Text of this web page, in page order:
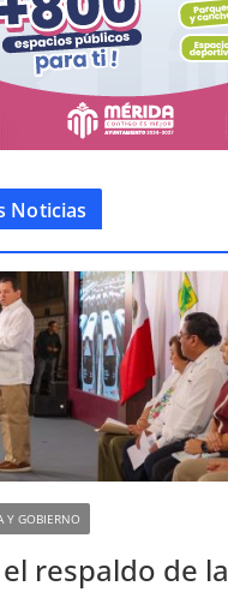
Noticias
Y GOBIERNO
respaldo de la